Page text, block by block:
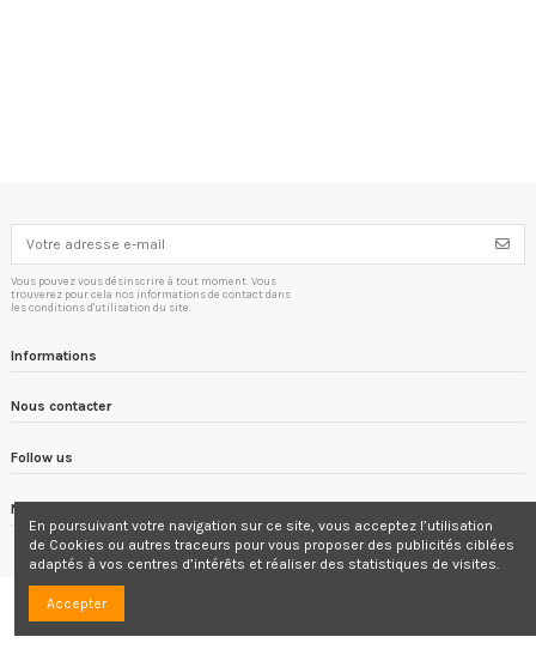
Vous pouvez vous désinscrire à tout moment. Vous
trouverez pour cela nos informations de contact dans
les conditions d'utilisation du site.
Informations
Nous contacter
Follow us
Newsletter
En poursuivant votre navigation sur ce site, vous acceptez l’utilisation
de Cookies ou autres traceurs pour vous proposer des publicités ciblées
adaptés à vos centres d’intérêts et réaliser des statistiques de visites.
Accepter